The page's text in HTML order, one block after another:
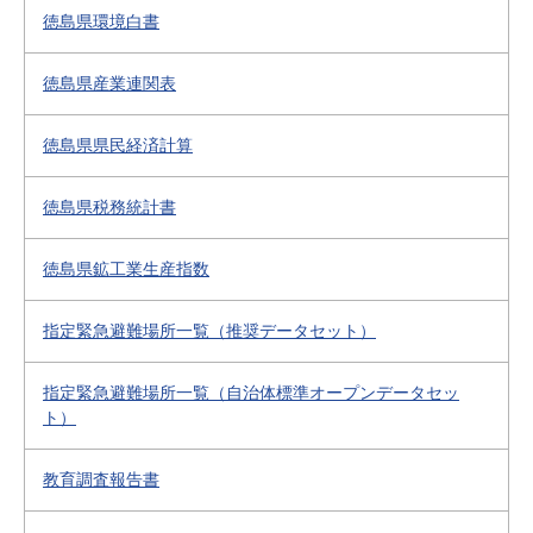
徳島県環境白書
徳島県産業連関表
徳島県県民経済計算
徳島県税務統計書
徳島県鉱工業生産指数
指定緊急避難場所一覧（推奨データセット）
指定緊急避難場所一覧（自治体標準オープンデータセッ
ト）
教育調査報告書